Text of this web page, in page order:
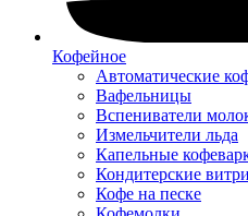
Кофейное
Автоматические
Вафельницы
Вспениватели
Измельчители льда
Капельные
Кондитерские
Кофе на песке